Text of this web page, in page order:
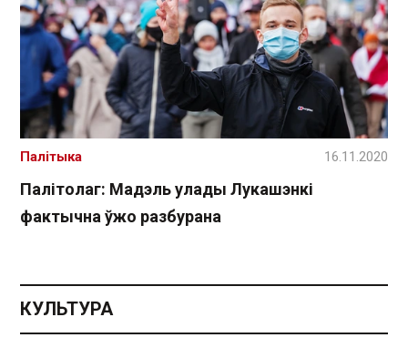
Палітолаг: Мадэль улады Лукашэнкі
фактычна ўжо разбурана
Палітыка 16.11.2020
КУЛЬТУРА